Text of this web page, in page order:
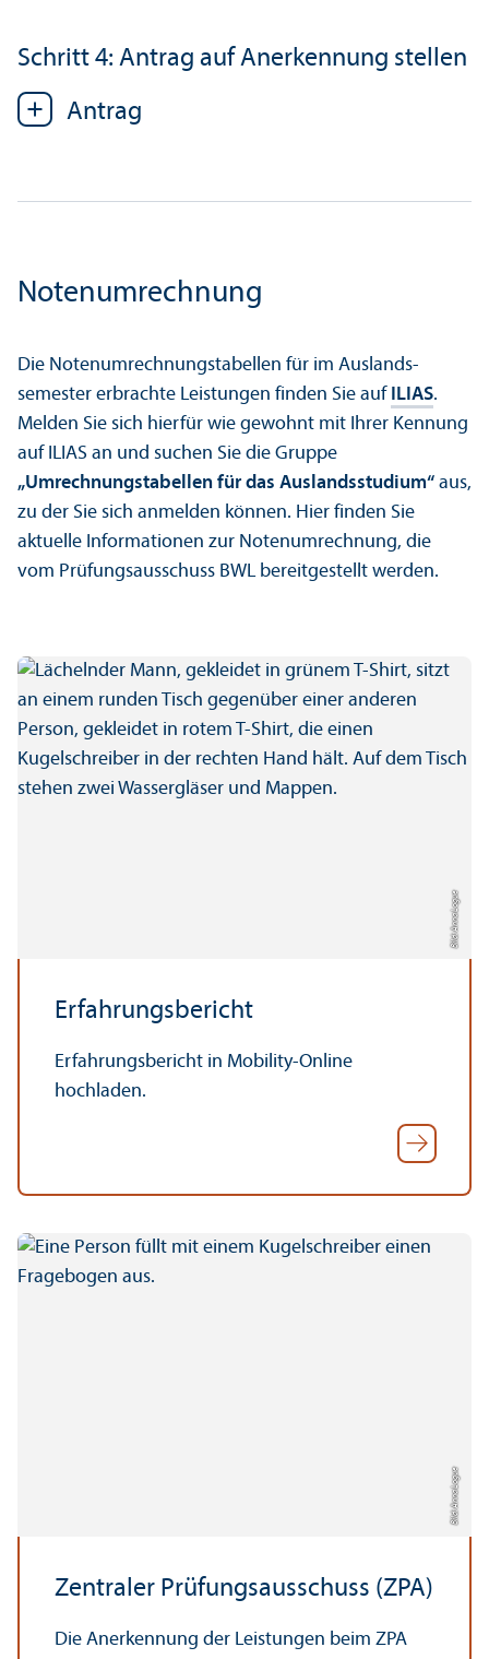
Schritt 4: Antrag auf Anerkennung stellen
Antrag
Notenumrechnung
Die Notenumrechnungs­tabellen für im Auslands­
semester erbrachte Leistungen finden Sie auf ILIAS.
Melden Sie sich hierfür wie gewohnt mit Ihrer Kennung
auf ILIAS an und suchen Sie die Gruppe
„Umrechnungs­tabellen für das Auslands­studium“ aus,
zu der Sie sich anmelden können. Hier finden Sie
aktuelle Informationen zur Notenumrechnung, die
vom Prüfungs­ausschuss BWL bereitgestellt werden.
Bild: Anna Logue
Erfahrungs­bericht
Erfahrungs­bericht in Mobility-Online
hochladen.
Bild: Anna Logue
Zentraler Prüfungs­ausschuss (ZPA)
Die Anerkennung der Leistungen beim ZPA